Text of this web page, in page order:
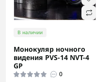
В наличии
Монокуляр ночного
видения PVS-14 NVT-4
GP
0